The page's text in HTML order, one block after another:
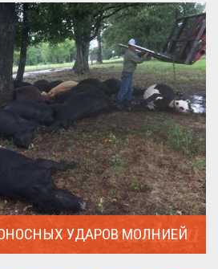
УДАРОВ МОЛНИЕЙ